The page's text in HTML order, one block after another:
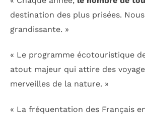
destination des plus prisées.
grandissante. »
« Le programme écotouristique
atout majeur qui attire des
merveilles de la nature. »
« La fréquentation des Français